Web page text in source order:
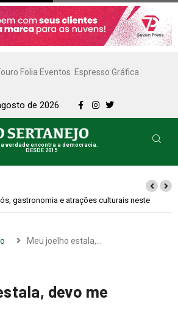
Folia Eventos Espresso Gráfica
de 2026
a verdade encontra a democracia.
DESDE 2015
e conspiração em um suspense imprevisível
Meu joelho estala,…
devo me